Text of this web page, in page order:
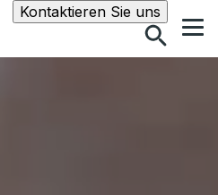
Kontaktieren Sie unsSuche